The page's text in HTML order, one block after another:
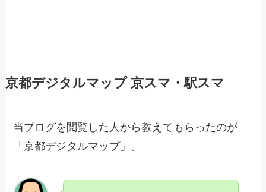
京都デジタルマップ 京スマ・駅スマ
当ブログを閲覧した人から教えてもらったのが
「京都デジタルマップ」。